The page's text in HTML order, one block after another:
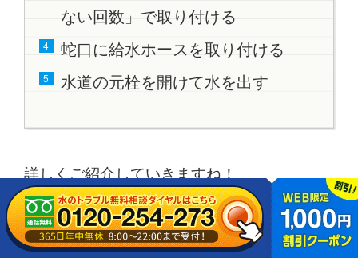
ない回数」で取り付ける
蛇口に給水ホースを取り付ける
水道の元栓を開けて水を出す
詳しくご紹介していきますね！
①新しい蛇口を時計回りに取り付